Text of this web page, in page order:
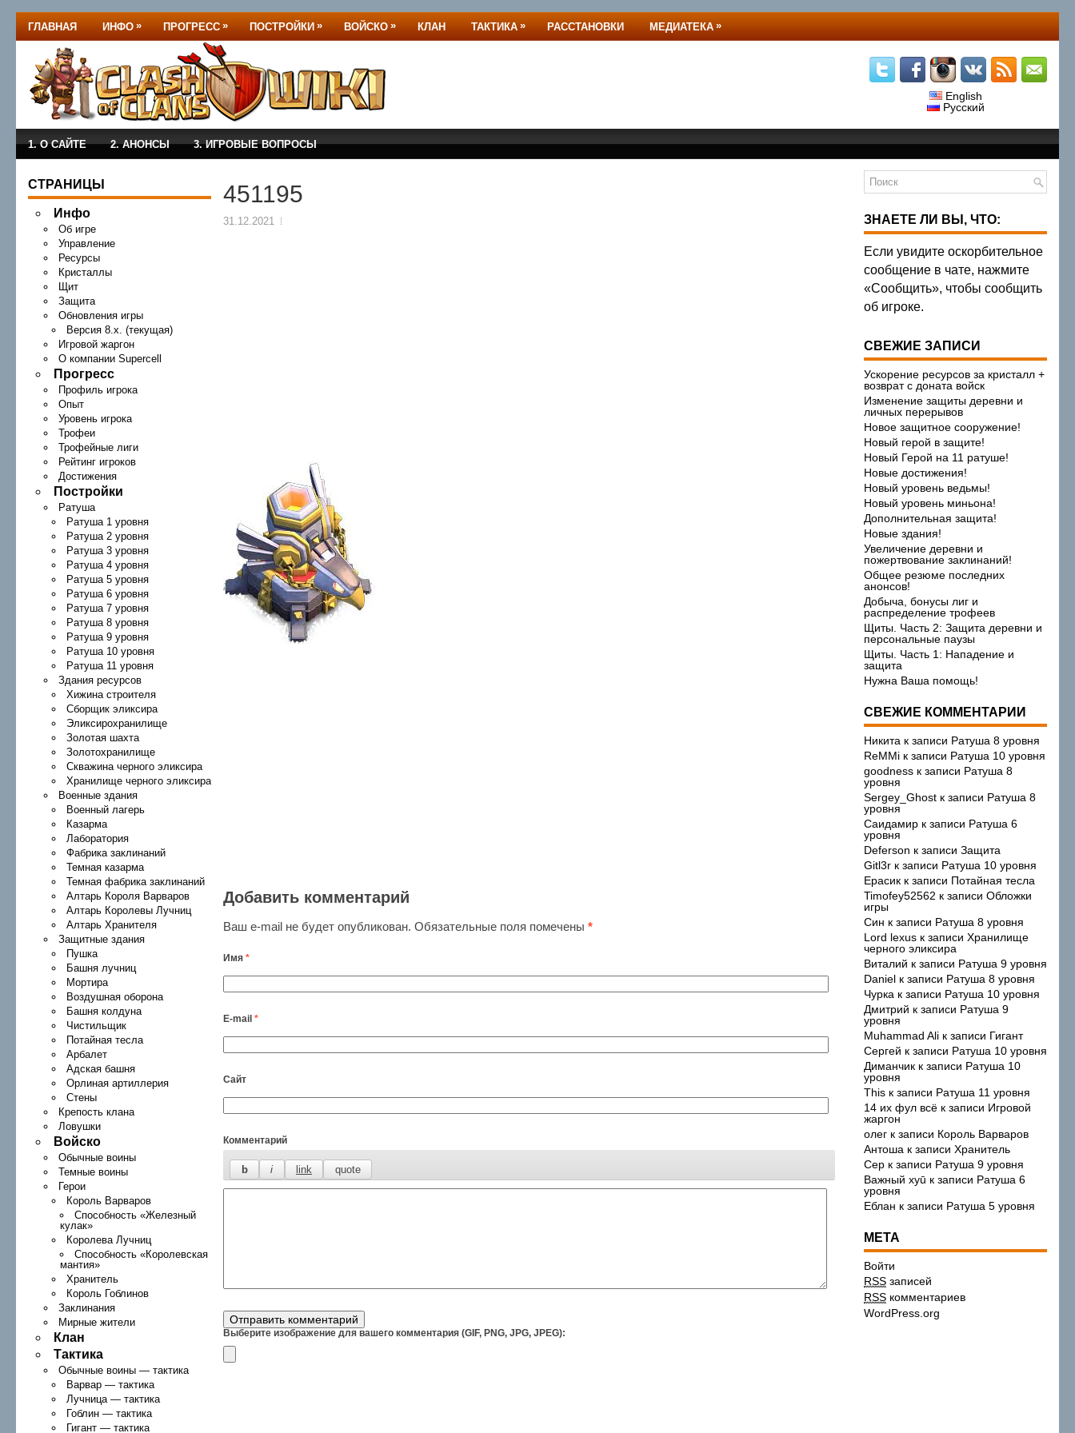
ГЛАВНАЯ ИНФО » ПРОГРЕСС » ПОСТРОЙКИ » ВОЙСКО » КЛАН ТАКТИКА » РАССТАНОВКИ МЕДИАТЕКА »
English
Русский
1. О САЙТЕ 2. АНОНСЫ 3. ИГРОВЫЕ ВОПРОСЫ
СТРАНИЦЫ
Инфо
Об игре
Управление
Ресурсы
Кристаллы
Щит
Защита
Обновления игры
Версия 8.x. (текущая)
Игровой жаргон
О компании Supercell
Прогресс
Профиль игрока
Опыт
Уровень игрока
Трофеи
Трофейные лиги
Рейтинг игроков
Достижения
Постройки
Ратуша
Ратуша 1 уровня
Ратуша 2 уровня
Ратуша 3 уровня
Ратуша 4 уровня
Ратуша 5 уровня
Ратуша 6 уровня
Ратуша 7 уровня
Ратуша 8 уровня
Ратуша 9 уровня
Ратуша 10 уровня
Ратуша 11 уровня
Здания ресурсов
Хижина строителя
Сборщик эликсира
Эликсирохранилище
Золотая шахта
Золотохранилище
Скважина черного эликсира
Хранилище черного эликсира
Военные здания
Военный лагерь
Казарма
Лаборатория
Фабрика заклинаний
Темная казарма
Темная фабрика заклинаний
Алтарь Короля Варваров
Алтарь Королевы Лучниц
Алтарь Хранителя
Защитные здания
Пушка
Башня лучниц
Мортира
Воздушная оборона
Башня колдуна
Чистильщик
Потайная тесла
Арбалет
Адская башня
Орлиная артиллерия
Стены
Крепость клана
Ловушки
Войско
Обычные воины
Темные воины
Герои
Король Варваров
Способность «Железный
кулак»
Королева Лучниц
Способность «Королевская
мантия»
Хранитель
Король Гоблинов
Заклинания
Мирные жители
Клан
Тактика
Обычные воины — тактика
Варвар — тактика
Лучница — тактика
Гоблин — тактика
Гигант — тактика
451195
31.12.2021
Добавить комментарий
Ваш e-mail не будет опубликован. Обязательные поля помечены*
Имя*
E-mail*
Сайт
Комментарий
Выберите изображение для вашего комментария (GIF, PNG, JPG, JPEG):
ЗНАЕТЕ ЛИ ВЫ, ЧТО:
Если увидите оскорбительное
сообщение в чате, нажмите
«Сообщить», чтобы сообщить
об игроке.
СВЕЖИЕ ЗАПИСИ
Ускорение ресурсов за кристалл +
возврат с доната войск
Изменение защиты деревни и
личных перерывов
Новое защитное сооружение!
Новый герой в защите!
Новый Герой на 11 ратуше!
Новые достижения!
Новый уровень ведьмы!
Новый уровень миньона!
Дополнительная защита!
Новые здания!
Увеличение деревни и
пожертвование заклинаний!
Общее резюме последних
анонсов!
Добыча, бонусы лиг и
распределение трофеев
Щиты. Часть 2: Защита деревни и
персональные паузы
Щиты. Часть 1: Нападение и
защита
Нужна Ваша помощь!
СВЕЖИЕ КОММЕНТАРИИ
Никита к записи Ратуша 8 уровня
ReMMiк записи Ратуша 10 уровня
goodnessк записи Ратуша 8
уровня
Sergey_Ghostк записи Ратуша 8
уровня
Саидамирк записи Ратуша 6
уровня
Deferson к записи Защита
Gitl3rк записи Ратуша 10 уровня
Ерасикк записи Потайная тесла
Timofey52562 к записи Обложки
игры
Син к записи Ратуша 8 уровня
Lord lexusк записи Хранилище
черного эликсира
Виталий к записи Ратуша 9 уровня
Danielк записи Ратуша 8 уровня
Чурка к записи Ратуша 10 уровня
Дмитрий к записи Ратуша 9
уровня
Muhammad Aliк записи Гигант
Сергей к записи Ратуша 10 уровня
Диманчикк записи Ратуша 10
уровня
Thisк записи Ратуша 11 уровня
14 их фул всёк записи Игровой
жаргон
олегк записи Король Варваров
Антоша к записи Хранитель
Серк записи Ратуша 9 уровня
Важный xyū к записи Ратуша 6
уровня
Еблан к записи Ратуша 5 уровня
МЕТА
Войти
RSSзаписей
RSSкомментариев
WordPress.org